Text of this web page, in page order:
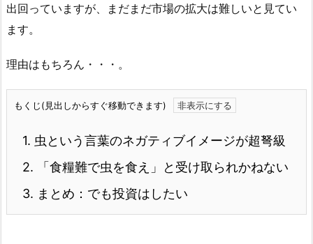
出回っていますが、まだまだ市場の拡大は難しいと見てい
ます。
理由はもちろん・・・。
もくじ(見出しからすぐ移動できます)
1. 虫という言葉のネガティブイメージが超弩級
2. 「食糧難で虫を食え」と受け取られかねない
3. まとめ：でも投資はしたい